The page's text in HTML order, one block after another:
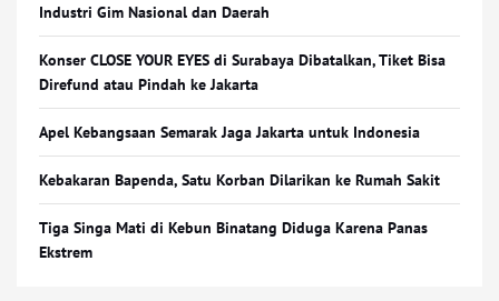
Industri Gim Nasional dan Daerah
Konser CLOSE YOUR EYES di Surabaya Dibatalkan, Tiket Bisa
Direfund atau Pindah ke Jakarta
Apel Kebangsaan Semarak Jaga Jakarta untuk Indonesia
Kebakaran Bapenda, Satu Korban Dilarikan ke Rumah Sakit
Tiga Singa Mati di Kebun Binatang Diduga Karena Panas
Ekstrem